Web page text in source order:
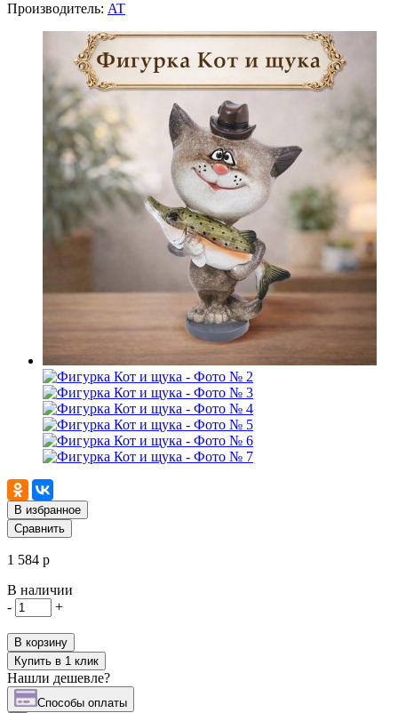
Производитель: AT
В избранное
Сравнить
1 584 р
В наличии
-
+
В корзину
Купить в 1 клик
Нашли дешевле?
Cпособы оплаты